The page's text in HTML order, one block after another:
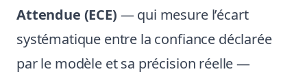
Attendue (ECE) — qui mesure l’écart
systématique entre la confiance déclarée
par le modèle et sa précision réelle —